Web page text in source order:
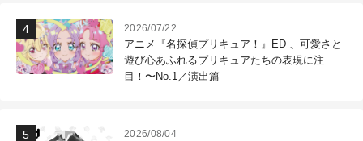
2026/07/22
アニメ『名探偵プリキュア！』ED 、可愛さと
遊び心あふれるプリキュアたちの表現に注
目！〜No.1／演出篇
2026/08/04